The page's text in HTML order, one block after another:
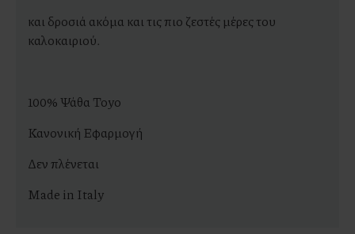
και δροσιά ακόμα και τις πιο ζεστές μέρες του
καλοκαιριού.
100% Ψάθα Toyo
Κανονική Εφαρμογή
Δεν πλένεται
Made in Italy